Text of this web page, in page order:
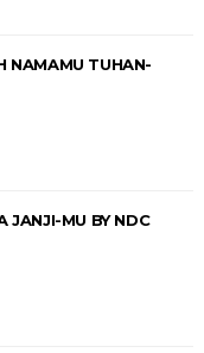
NAMAMU TUHAN-
JANJI-MU BY NDC